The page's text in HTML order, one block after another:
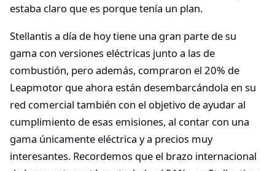
estaba claro que es porque tenía un plan.
Stellantis a día de hoy tiene una gran parte de su
gama con versiones eléctricas junto a las de
combustión, pero además, compraron el 20% de
Leapmotor que ahora están desembarcándola en su
red comercial también con el objetivo de ayudar al
cumplimiento de esas emisiones, al contar con una
gama únicamente eléctrica y a precios muy
interesantes. Recordemos que el brazo internacional